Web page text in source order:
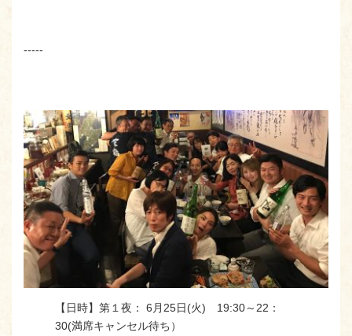
-----
【日時】第１夜： 6月25日(火) 19:30～22：
30(満席キャンセル待ち）